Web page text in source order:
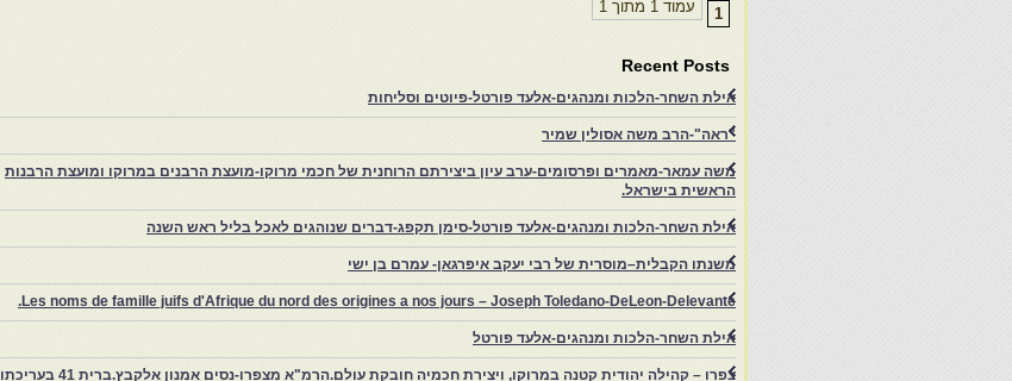
עמוד 1 מתוך 1 1
Recent Posts
אילת השחר-הלכות ומנהגים-אלעד פורטל-פיוטים וסליחות
"ראה"-הרב משה אסולין שמיר
משה עמאר-מאמרים ופרסומים-ערב עיון ביצירתם הרוחנית של חכמי מרוקו-מועצת הרבנים במרוקו ומועצת הרבנות
הראשית בישראל.
אילת השחר-הלכות ומנהגים-אלעד פורטל-סימן תקפג-דברים שנוהגים לאכל בליל ראש השנה
משנתו הקבלית–מוסרית של רבי יעקב איפרגאן- עמרם בן ישי
Les noms de famille juifs d'Afrique du nord des origines a nos jours – Joseph Toledano-DeLeon-Delevante.
אילת השחר-הלכות ומנהגים-אלעד פורטל
צפרו – קהילה יהודית קטנה במרוקו, ויצירת חכמיה חובקת עולם.הרמ"א מצפרו-נסים אמנון אלקבץ.ברית 41 בעריכתו